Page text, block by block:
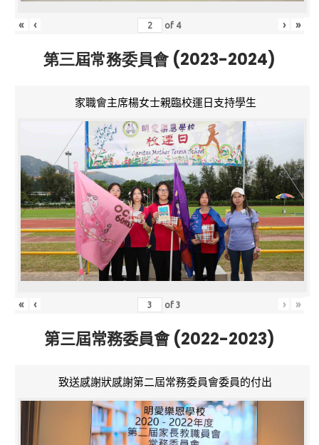
« ‹ of 4 › »
第三屆常務委員會 (2023-2024)
家職會主席楊女士親臨校運日支持學生
« ‹ of3 › »
第三屆常務委員會 (2022-2023)
致送感謝狀感謝第二屆常務委員會委員的付出